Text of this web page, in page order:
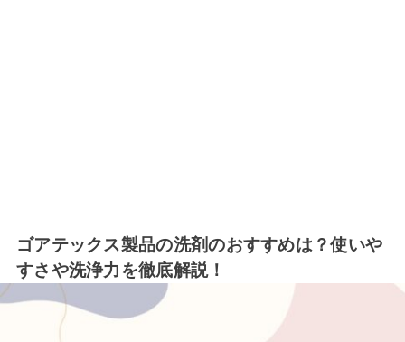
ゴアテックス製品の洗剤のおすすめは？使いや
すさや洗浄力を徹底解説！